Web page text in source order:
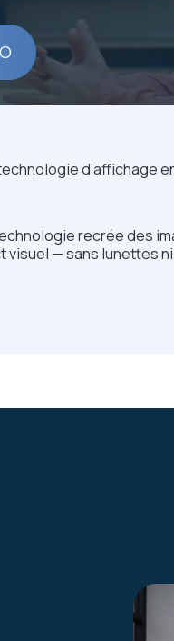
d’affichage
recrée des
— sans lunettes